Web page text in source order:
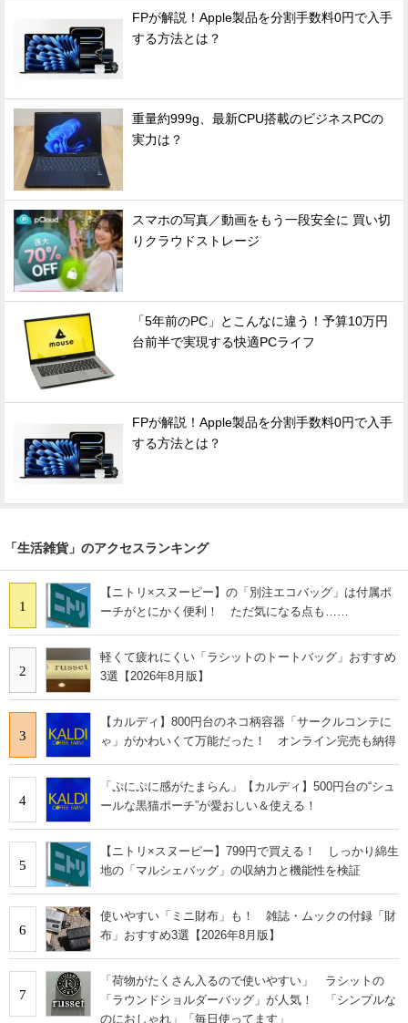
FPが解説！Apple製品を分割手数料0円で入手
する方法とは？
重量約999g、最新CPU搭載のビジネスPCの
実力は？
スマホの写真／動画をもう一段安全に 買い切
りクラウドストレージ
「5年前のPC」とこんなに違う！予算10万円
台前半で実現する快適PCライフ
FPが解説！Apple製品を分割手数料0円で入手
する方法とは？
「生活雑貨」のアクセスランキング
1
【ニトリ×スヌーピー】の「別注エコバッグ」は付属ポ
ーチがとにかく便利！ ただ気になる点も……
2
軽くて疲れにくい「ラシットのトートバッグ」おすすめ
3選【2026年8月版】
3
【カルディ】800円台のネコ柄容器「サークルコンテに
ゃ」がかわいくて万能だった！ オンライン完売も納得
4
「ぷにぷに感がたまらん」【カルディ】500円台の“シュ
ールな黒猫ポーチ”が愛おしい＆使える！
5
【ニトリ×スヌーピー】799円で買える！ しっかり綿生
地の「マルシェバッグ」の収納力と機能性を検証
6
使いやすい「ミニ財布」も！ 雑誌・ムックの付録「財
布」おすすめ3選【2026年8月版】
7
「荷物がたくさん入るので使いやすい」 ラシットの
「ラウンドショルダーバッグ」が人気！ 「シンプルな
のにおしゃれ」「毎日使ってます」